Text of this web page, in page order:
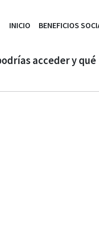
INICIO BENEFICIOS
acceder y